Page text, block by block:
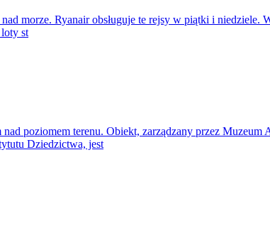
morze. Ryanair obsługuje te rejsy w piątki i niedziele.
st
poziomem terenu. Obiekt, zarządzany przez
Dziedzictwa, jest